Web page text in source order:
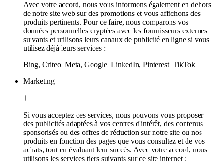
Avec votre accord, nous vous informons également en dehors
de notre site web sur des promotions et vous affichons des
produits pertinents. Pour ce faire, nous comparons vos
données personnelles cryptées avec les fournisseurs externes
suivants et utilisons leurs canaux de publicité en ligne si vous
utilisez déjà leurs services :
Bing, Criteo, Meta, Google, LinkedIn, Pinterest, TikTok
Marketing
Si vous acceptez ces services, nous pouvons vous proposer
des publicités adaptées à vos centres d'intérêt, des contenus
sponsorisés ou des offres de réduction sur notre site ou nos
produits en fonction des pages que vous consultez et de vos
achats, tout en évaluant leur succès. Avec votre accord, nous
utilisons les services tiers suivants sur ce site internet :